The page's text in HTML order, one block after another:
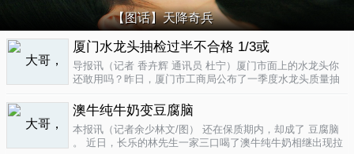
【图话】天降奇兵
厦门水龙头抽检过半不合格 1/3或
导报讯（记者 香卉辉 通讯员 杜宁）厦门市面上的水龙头你
还敢用吗？昨日，厦门市工商局公布了一季度水龙头质量抽
批次不合格原因是会产生剧毒。不合格率53.3%涉及多个品
牌据介绍，厦门市工商局今..
澳牛纯牛奶变豆腐脑
本报讯（记者余少林文/图） 还在保质期内，却成了 豆腐脑
。 近日，长乐的林先生一家三口喝了澳牛纯牛奶相继出现拉